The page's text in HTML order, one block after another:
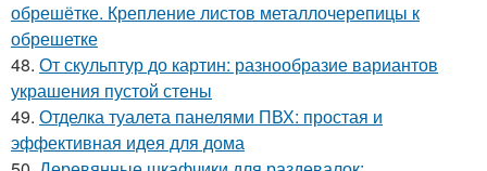
обрешётке. Крепление листов металлочерепицы к
обрешетке
48. От скульптур до картин: разнообразие вариантов
украшения пустой стены
49. Отделка туалета панелями ПВХ: простая и
эффективная идея для дома